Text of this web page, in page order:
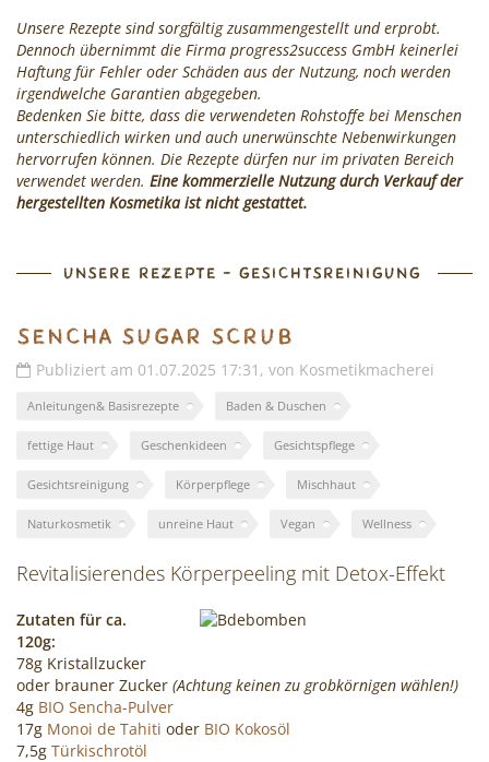
Unsere Rezepte sind sorgfältig zusammengestellt und erprobt.
Dennoch übernimmt die Firma progress2success GmbH keinerlei
Haftung für Fehler oder Schäden aus der Nutzung, noch werden
irgendwelche Garantien abgegeben.
Bedenken Sie bitte, dass die verwendeten Rohstoffe bei Menschen
unterschiedlich wirken und auch unerwünschte Nebenwirkungen
hervorrufen können. Die Rezepte dürfen nur im privaten Bereich
verwendet werden. Eine kommerzielle Nutzung durch Verkauf der
hergestellten Kosmetika ist nicht gestattet.
UNSERE REZEPTE - GESICHTSREINIGUNG
Sencha Sugar Scrub
Publiziert am 01.07.2025 17:31, von Kosmetikmacherei
Anleitungen& Basisrezepte Baden & Duschen
fettige Haut Geschenkideen Gesichtspflege
Gesichtsreinigung Körperpflege Mischhaut
Naturkosmetik unreine Haut Vegan Wellness
Revitalisierendes Körperpeeling mit Detox-Effekt
Zutaten für ca.
120g:
78g Kristallzucker
oder brauner Zucker (Achtung keinen zu grobkörnigen wählen!)
4g BIO Sencha-Pulver
17g Monoi de Tahiti oder BIO Kokosöl
7,5g Türkischrotöl